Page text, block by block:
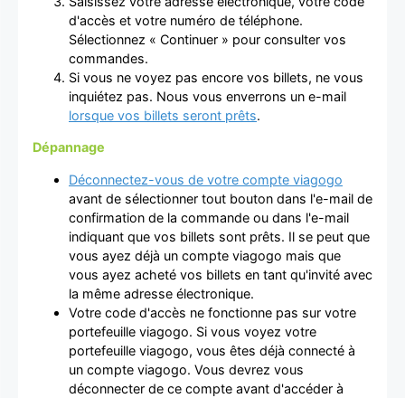
d'accès et votre numéro de téléphone.
Sélectionnez « Continuer » pour consulter vos
commandes.
Si vous ne voyez pas encore vos billets, ne vous
inquiétez pas. Nous vous enverrons un e-mail
lorsque vos billets seront prêts.
Dépannage
Déconnectez-vous de votre compte viagogo
avant de sélectionner tout bouton dans l'e-mail de
confirmation de la commande ou dans l'e-mail
indiquant que vos billets sont prêts. Il se peut que
vous ayez déjà un compte viagogo mais que
vous ayez acheté vos billets en tant qu'invité avec
la même adresse électronique.
Votre code d'accès ne fonctionne pas sur votre
portefeuille viagogo. Si vous voyez votre
portefeuille viagogo, vous êtes déjà connecté à
un compte viagogo. Vous devrez vous
déconnecter de ce compte avant d'accéder à